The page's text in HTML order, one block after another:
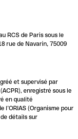
RCS de Paris sous le
rue de Navarin, 75009
et supervisé par
enregistré sous le
en qualité
l’ORIAS (Organisme pour
détails sur